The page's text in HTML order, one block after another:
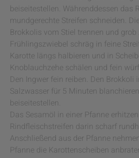
beiseitestellen. Währenddessen das
mundgerechte Streifen schneiden.
Brokkolis vom Stiel trennen und grob
Frühlingszwiebel schräg in feine
Karotte längs halbieren und in
Knoblauchzehe schälen und fein
Den Ingwer fein reiben. Den Brokkoli
Salzwasser für 5 Minuten
beiseitestellen.
Das Sesamöl in einer Pfanne
Rindfleischstreifen darin scharf
Anschließend aus der Pfanne
Pfanne die Karottenscheiben